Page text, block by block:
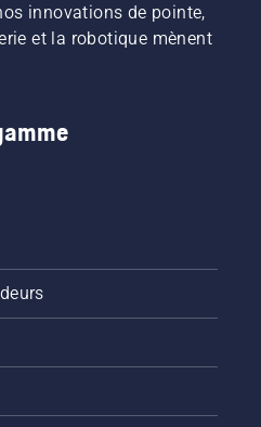
innovations de pointe,
et la robotique mènent